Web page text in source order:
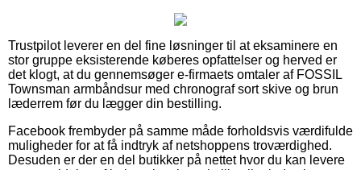
Trustpilot leverer en del fine løsninger til at eksaminere en
stor gruppe eksisterende køberes opfattelser og herved er
det klogt, at du gennemsøger e-firmaets omtaler af FOSSIL
Townsman armbåndsur med chronograf sort skive og brun
læderrem før du lægger din bestilling.
Facebook frembyder på samme måde forholdsvis værdifulde
muligheder for at få indtryk af netshoppens troværdighed.
Desuden er der en del butikker på nettet hvor du kan levere